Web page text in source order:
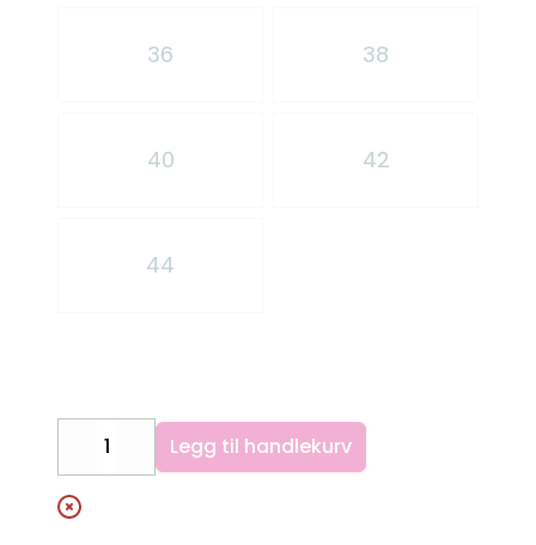
36 38
40 42
44
DecreaseIncrease
Legg til handlekurv